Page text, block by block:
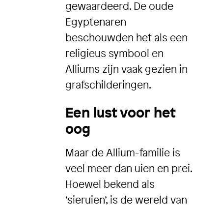
gewaardeerd. De oude
Egyptenaren
beschouwden het als een
religieus symbool en
Alliums zijn vaak gezien in
grafschilderingen.
Een lust voor het
oog
Maar de Allium-familie is
veel meer dan uien en prei.
Hoewel bekend als
‘sieruien’, is de wereld van